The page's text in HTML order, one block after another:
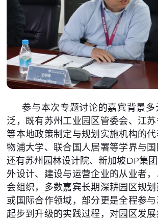
参与本次专题讨论的嘉宾背景
泛，既有苏州工业园区管委会、江
等本地政策制定与规划实施机构的代
物浦大学、联合国人居署等学界与国
还有苏州园林设计院、新加坡DP集
外设计、建设与运营企业的从业者
会组织，多数嘉宾长期深耕园区规
或国际合作领域，部分更是全程参
起步到升级的实践过程，对园区发